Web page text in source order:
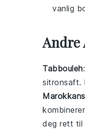
vanlig
Andre
Tabbouleh
sitronsaft.
deg rett til